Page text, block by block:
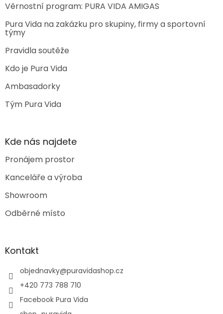
Věrnostní program: PURA VIDA AMIGAS
Pura Vida na zakázku pro skupiny, firmy a sportovní
týmy
Pravidla soutěže
Kdo je Pura Vida
Ambasadorky
Tým Pura Vida
Kde nás najdete
Pronájem prostor
Kanceláře a výroba
Showroom
Odběrné místo
Kontakt
objednavky@puravidashop.cz
+420 773 788 710
Facebook Pura Vida